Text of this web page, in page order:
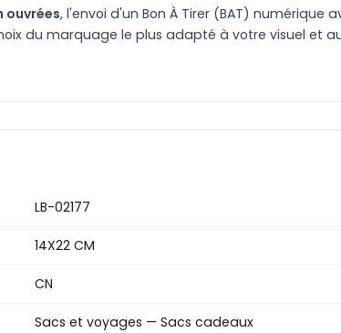
ouvrées, l'envoi d'un Bon À Tirer (BAT)
du marquage le plus adapté à votre visuel et
LB-02177
14X22 CM
CN
Sacs et voyages — Sacs cadeaux